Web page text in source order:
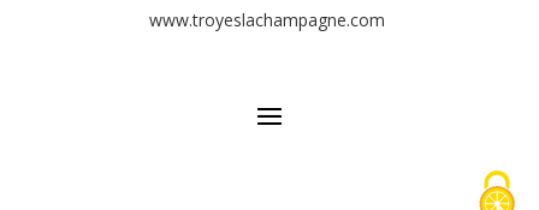
www.troyeslachampagne.com